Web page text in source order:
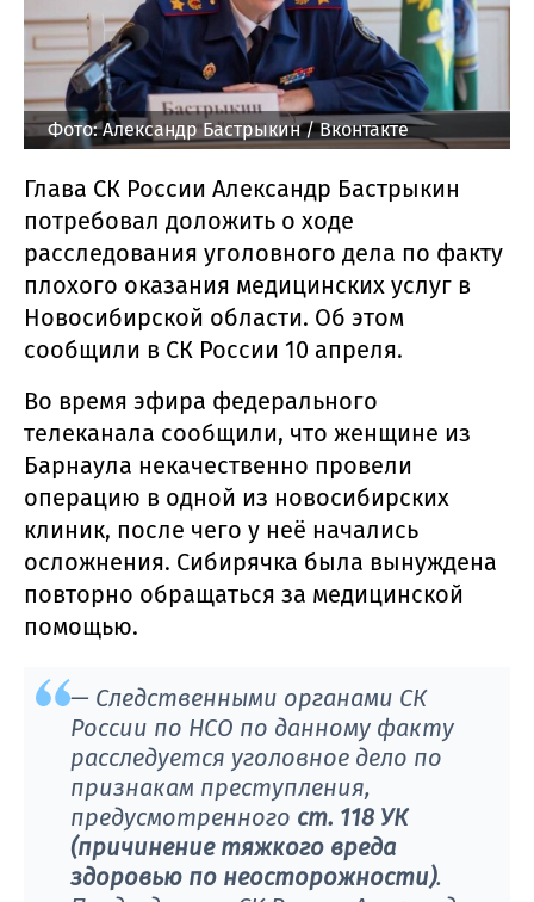
Фото: Александр Бастрыкин / Вконтакте
Глава СК России Александр Бастрыкин
потребовал доложить о ходе
расследования уголовного дела по факту
плохого оказания медицинских услуг в
Новосибирской области. Об этом
сообщили в СК России 10 апреля.
Во время эфира федерального
телеканала сообщили, что женщине из
Барнаула некачественно провели
операцию в одной из новосибирских
клиник, после чего у неё начались
осложнения. Сибирячка была вынуждена
повторно обращаться за медицинской
помощью.
— Следственными органами СК
России по НСО по данному факту
расследуется уголовное дело по
признакам преступления,
предусмотренного ст. 118 УК
(причинение тяжкого вреда
здоровью по неосторожности).